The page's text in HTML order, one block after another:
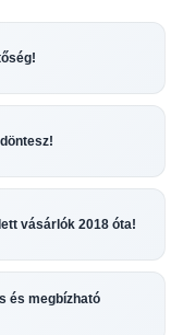
vásárlók 2018 óta!
és megbízható